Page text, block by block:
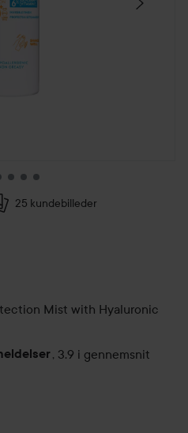
25 kundebilleder
Mist with Hyaluronic
, 3.9 i gennemsnit